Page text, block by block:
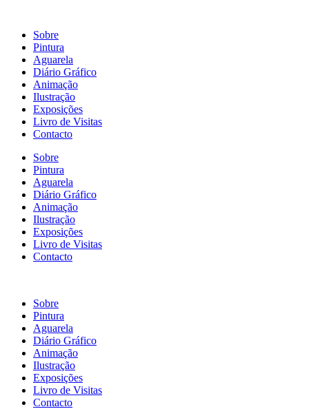
Sobre
Pintura
Aguarela
Diário Gráfico
Animação
Ilustração
Exposições
Livro de Visitas
Contacto
Sobre
Pintura
Aguarela
Diário Gráfico
Animação
Ilustração
Exposições
Livro de Visitas
Contacto
Sobre
Pintura
Aguarela
Diário Gráfico
Animação
Ilustração
Exposições
Livro de Visitas
Contacto